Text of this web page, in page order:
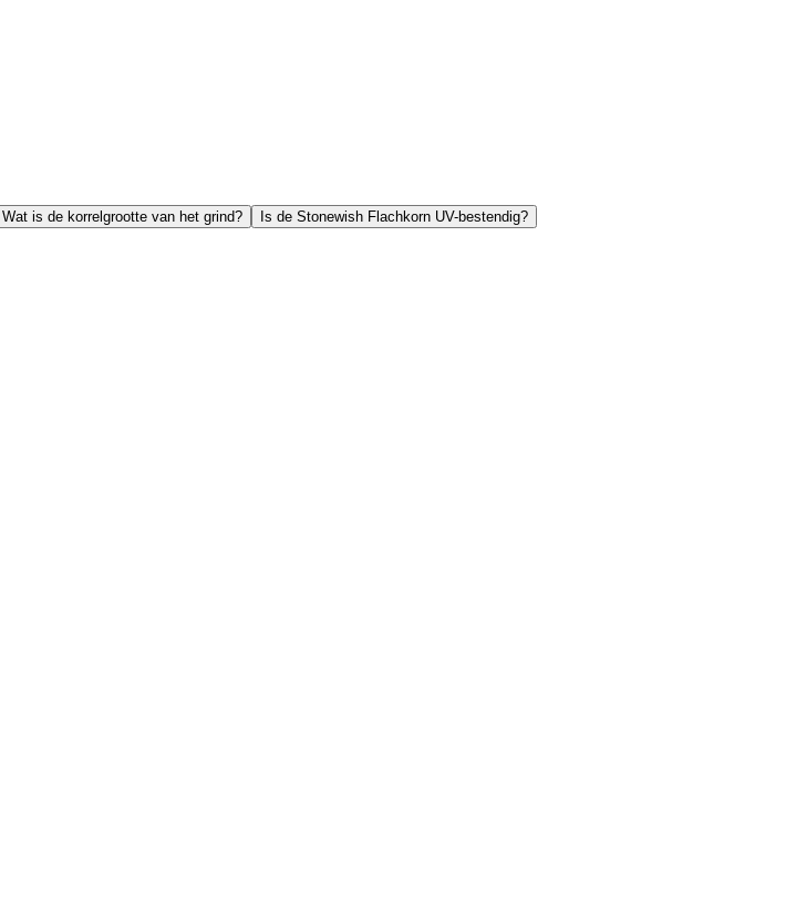
Wat is de korrelgrootte van het grind?
Is de Stonewish Flachkorn UV-bestendig?